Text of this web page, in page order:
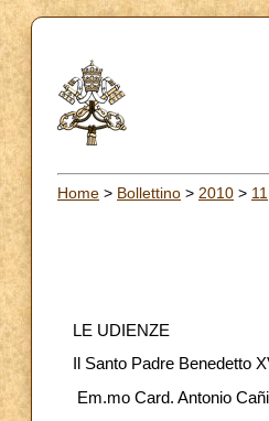
Home > Bollettino > 2010 > 11
LE UDIENZE
Il Santo Padre Benedetto
Em.mo Card. Antonio